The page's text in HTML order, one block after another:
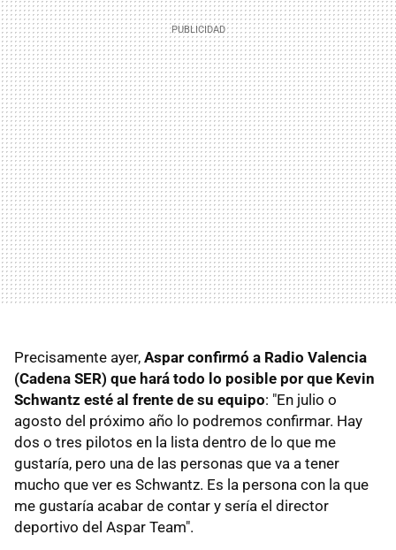
Precisamente ayer, Aspar confirmó a Radio Valencia
(Cadena SER) que hará todo lo posible por que Kevin
Schwantz esté al frente de su equipo: "En julio o
agosto del próximo año lo podremos confirmar. Hay
dos o tres pilotos en la lista dentro de lo que me
gustaría, pero una de las personas que va a tener
mucho que ver es Schwantz. Es la persona con la que
me gustaría acabar de contar y sería el director
deportivo del Aspar Team".